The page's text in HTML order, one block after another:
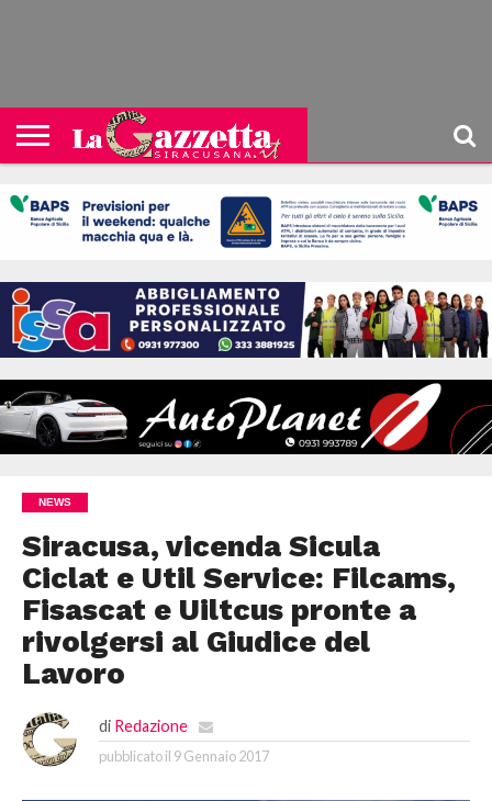
NEWS
Siracusa, vicenda Sicula
Ciclat e Util Service: Filcams,
Fisascat e Uiltcus pronte a
rivolgersi al Giudice del
Lavoro
di Redazione
pubblicato il 9 Gennaio 2017